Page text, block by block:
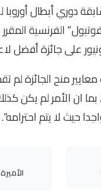
دوري أبطال
الفرنسية المقرر
على جائزة أفضل
منح الجائزة لم
بما ان الأمر لم يكن
حيث لا يتم احترامه”.